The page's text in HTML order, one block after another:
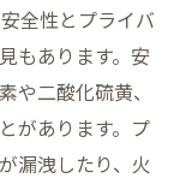
全性とプライバ
もあります。安
や二酸化硫黄、
があります。プ
漏洩したり、火